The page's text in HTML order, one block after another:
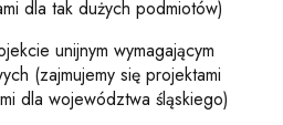
dla tak dużych podmiotów)
unijnym wymagającym
(zajmujemy się projektami
dla województwa śląskiego)